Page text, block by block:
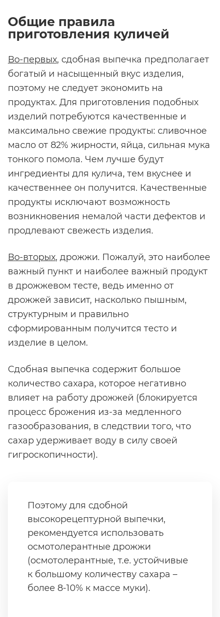
Общие правила
приготовления куличей
Во-первых, сдобная выпечка предполагает
богатый и насыщенный вкус изделия,
поэтому не следует экономить на
продуктах. Для приготовления подобных
изделий потребуются качественные и
максимально свежие продукты: сливочное
масло от 82% жирности, яйца, сильная мука
тонкого помола. Чем лучше будут
ингредиенты для кулича, тем вкуснее и
качественнее он получится. Качественные
продукты исключают возможность
возникновения немалой части дефектов и
продлевают свежесть изделия.
Во-вторых, дрожжи. Пожалуй, это наиболее
важный пункт и наиболее важный продукт
в дрожжевом тесте, ведь именно от
дрожжей зависит, насколько пышным,
структурным и правильно
сформированным получится тесто и
изделие в целом.
Сдобная выпечка содержит большое
количество сахара, которое негативно
влияет на работу дрожжей (блокируется
процесс брожения из-за медленного
газообразования, в следствии того, что
сахар удерживает воду в силу своей
гигроскопичности).
Поэтому для сдобной
высокорецептурной выпечки,
рекомендуется использовать
осмотолерантные дрожжи
(осмотолерантные, т.е. устойчивые
к большому количеству сахара –
более 8-10% к массе муки).